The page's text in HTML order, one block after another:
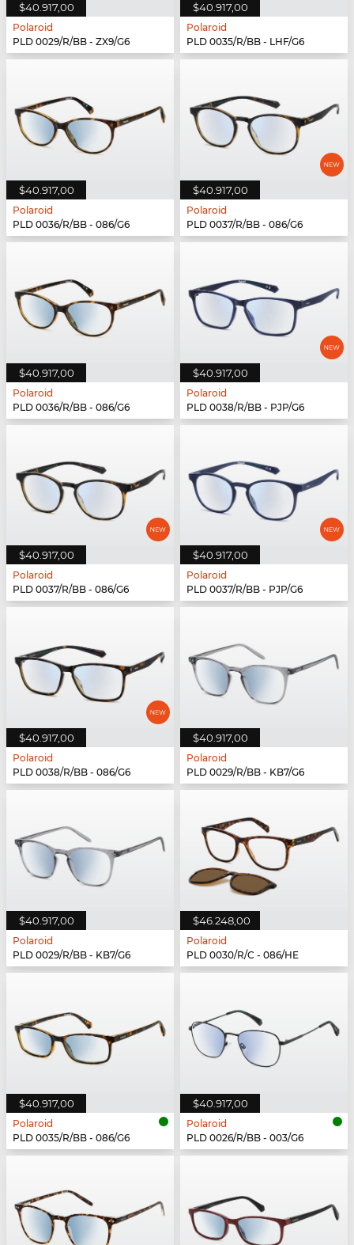
$40.917,00
Polaroid
PLD 0029/R/BB - ZX9/G6
$40.917,00
Polaroid
PLD 0035/R/BB - LHF/G6
$40.917,00
Polaroid
PLD 0036/R/BB - 086/G6
$40.917,00
Polaroid
PLD 0037/R/BB - 086/G6
$40.917,00
Polaroid
PLD 0036/R/BB - 086/G6
$40.917,00
Polaroid
PLD 0038/R/BB - PJP/G6
$40.917,00
Polaroid
PLD 0037/R/BB - 086/G6
$40.917,00
Polaroid
PLD 0037/R/BB - PJP/G6
$40.917,00
Polaroid
PLD 0038/R/BB - 086/G6
$40.917,00
Polaroid
PLD 0029/R/BB - KB7/G6
$40.917,00
Polaroid
PLD 0029/R/BB - KB7/G6
$46.248,00
Polaroid
PLD 0030/R/C - 086/HE
$40.917,00
Polaroid
PLD 0035/R/BB - 086/G6
$40.917,00
Polaroid
PLD 0026/R/BB - 003/G6